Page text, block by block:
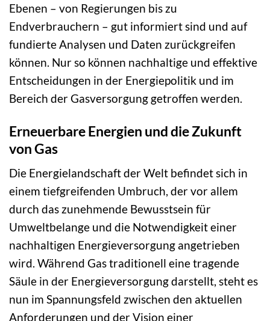
Ebenen – von Regierungen bis zu
Endverbrauchern – gut informiert sind und auf
fundierte Analysen und Daten zurückgreifen
können. Nur so können nachhaltige und effektive
Entscheidungen in der Energiepolitik und im
Bereich der Gasversorgung getroffen werden.
Erneuerbare Energien und die Zukunft
von Gas
Die Energielandschaft der Welt befindet sich in
einem tiefgreifenden Umbruch, der vor allem
durch das zunehmende Bewusstsein für
Umweltbelange und die Notwendigkeit einer
nachhaltigen Energieversorgung angetrieben
wird. Während Gas traditionell eine tragende
Säule in der Energieversorgung darstellt, steht es
nun im Spannungsfeld zwischen den aktuellen
Anforderungen und der Vision einer